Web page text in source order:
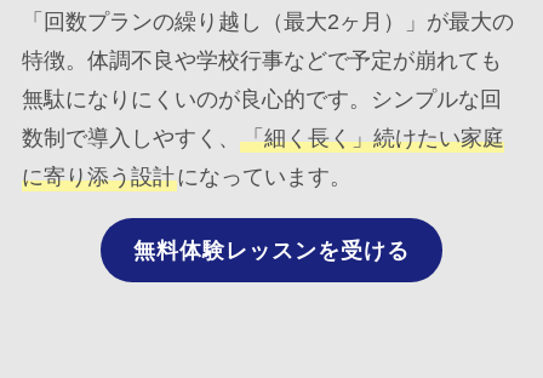
「回数プランの繰り越し（最大2ヶ月）」が最大の
特徴。体調不良や学校行事などで予定が崩れても
無駄になりにくいのが良心的です。シンプルな回
数制で導入しやすく、 「細く長く」続けたい家庭
に寄り添う設計になっています。
無料体験レッスンを受ける